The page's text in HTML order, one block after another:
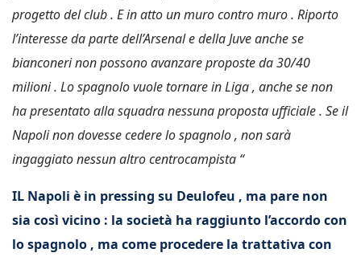
progetto del club . E in atto un muro contro muro . Riporto
l’interesse da parte dell’Arsenal e della Juve anche se
bianconeri non possono avanzare proposte da 30/40
milioni . Lo spagnolo vuole tornare in Liga , anche se non
ha presentato alla squadra nessuna proposta ufficiale . Se il
Napoli non dovesse cedere lo spagnolo , non sarà
ingaggiato nessun altro centrocampista “
IL Napoli è in pressing su Deulofeu , ma pare non
sia così vicino : la società ha raggiunto l’accordo con
lo spagnolo , ma come procedere la trattativa con